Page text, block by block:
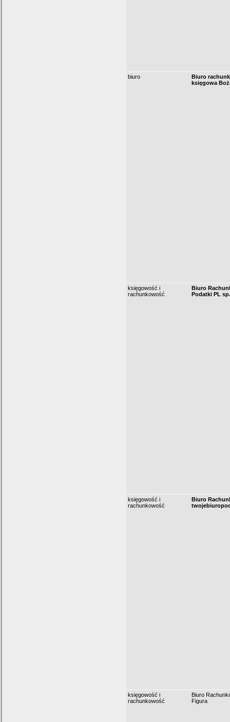
biuro
Biuro
księgowa
księgowość i
rachunkowość
Biuro
Podatki PL
księgowość i
rachunkowość
Biuro
księgowość i
rachunkowość
Biuro
Figura